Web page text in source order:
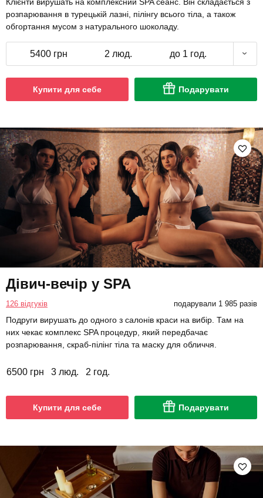
розпарювання в турецькій лазні, пілінгу всього тіла, а також
обгортання мусом з натурального шоколаду.
5400 грн 2 люд. до 1 год.
Купити для себе Подарувати
Дівич-вечір у SPA
126 відгуків подарували 1 985 разів
Подруги вирушать до одного з салонів краси на вибір. Там на
них чекає комплекс SPA процедур, який передбачає
розпарювання, скраб-пілінг тіла та маску для обличчя.
6500 грн 3 люд. 2 год.
Купити для себе Подарувати